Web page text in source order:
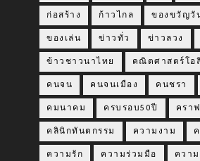
ก่อสร้าง ก้าวไกล ของขวัญวั
ของเล่น ข่าวทั่ว ข่าวลวง
ข้าวชาวนาไทย คณิตศาสตร์โอ
คนจน คนจนเมือง คนชรา
คมนาคม ครบรอบ50ปี ครา
คลินิกทันตกรรม ความงาม
ความรัก ความร่วมมือ ควา